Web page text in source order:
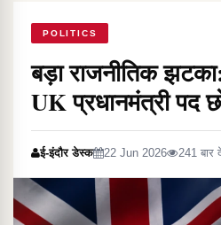
POLITICS
बड़ा राजनीतिक
UK प्रधानमंत्री पद
ई-इंदौर डेस्क 22 Jun 2026 241 बार